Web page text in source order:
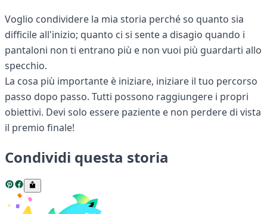
Voglio condividere la mia storia perché so quanto sia
difficile all'inizio; quanto ci si sente a disagio quando i
pantaloni non ti entrano più e non vuoi più guardarti allo
specchio.
La cosa più importante è iniziare, iniziare il tuo percorso
passo dopo passo. Tutti possono raggiungere i propri
obiettivi. Devi solo essere paziente e non perdere di vista
il premio finale!
Condividi questa storia